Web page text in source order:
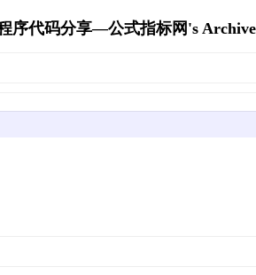
序代码分享—公式指标网's